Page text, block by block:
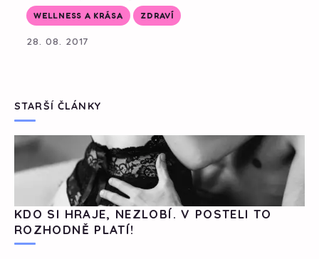
WELLNESS A KRÁSA ZDRAVÍ
28. 08. 2017
STARŠÍ ČLÁNKY
KDO SI HRAJE, NEZLOBÍ. V POSTELI TO
ROZHODNĚ PLATÍ!